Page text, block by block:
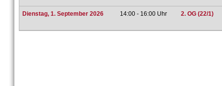
Dienstag, 1. September 2026 14:00 - 16:00 Uhr 2. OG (22/1)